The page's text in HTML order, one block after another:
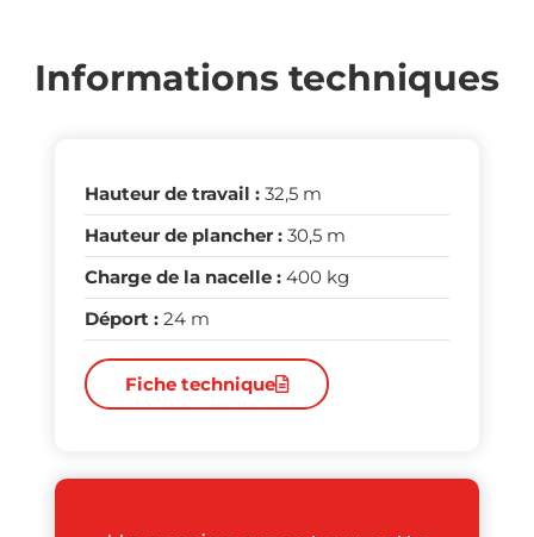
Informations techniques
Hauteur de travail :32,5 m
Hauteur de plancher :30,5 m
Charge de la nacelle :400 kg
Déport :24 m
Fiche technique